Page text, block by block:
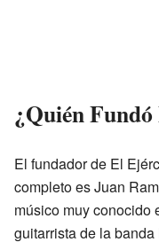
¿Quién
El fundador de El
completo es Juan
músico muy conocido
guitarrista de la